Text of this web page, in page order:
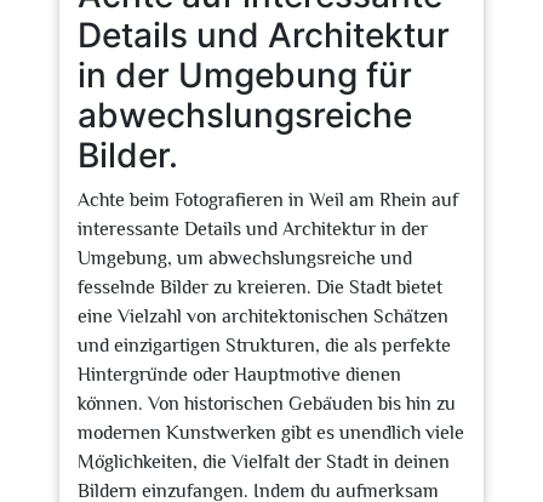
Details und Architektur
in der Umgebung für
abwechslungsreiche
Bilder.
Achte beim Fotografieren in Weil am Rhein auf
interessante Details und Architektur in der
Umgebung, um abwechslungsreiche und
fesselnde Bilder zu kreieren. Die Stadt bietet
eine Vielzahl von architektonischen Schätzen
und einzigartigen Strukturen, die als perfekte
Hintergründe oder Hauptmotive dienen
können. Von historischen Gebäuden bis hin zu
modernen Kunstwerken gibt es unendlich viele
Möglichkeiten, die Vielfalt der Stadt in deinen
Bildern einzufangen. Indem du aufmerksam